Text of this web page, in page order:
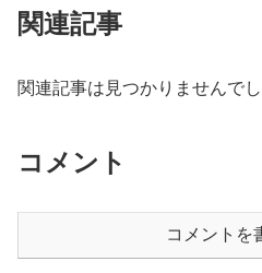
関連記事
関連記事は見つかりませんでし
コメント
コメントを